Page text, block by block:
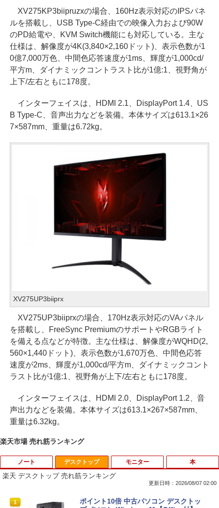
XV275KP3biipruzxの場合、160Hz表示対応のIPSパネ
ルを搭載し、USB Type-C経由での映像入力および90W
のPD給電や、KVM Switch機能にも対応している。主な
仕様は、解像度が4K(3,840×2,160ドット)、表示色数が1
0億7,000万色、中間色応答速度が1ms、輝度が1,000cd/
平方m、ダイナミックコントラスト比が1億:1、視野角が
上下/左右ともに178度。
インターフェイスは、HDMI 2.1、DisplayPort 1.4、US
B Type-C、音声出力などを装備。本体サイズは613.1×26
7×587mm、重量は6.72kg。
XV275UP3biiprx
XV275UP3biiprxの場合、170Hz表示対応のVAパネル
を搭載し、FreeSync PremiumのサポートやRGBライト
を備える点などが特徴。主な仕様は、解像度がWQHD(2,
560×1,440ドット)、表示色数が1,670万色、中間色応答
速度が2ms、輝度が1,000cd/平方m、ダイナミックコント
ラスト比が1億:1、視野角が上下/左右ともに178度。
インターフェイスは、HDMI 2.0、DisplayPort 1.2、音
声出力などを装備。本体サイズは613.1×267×587mm、
重量は6.32kg。
楽天市場 売れ筋ランキング
ノート デスクトップ
楽天 デスクトップ 売れ筋ランキング
更新日時：2026/08/07 02:00
1
ポイント10倍 中古パソコン デスクトッ
モニター 本